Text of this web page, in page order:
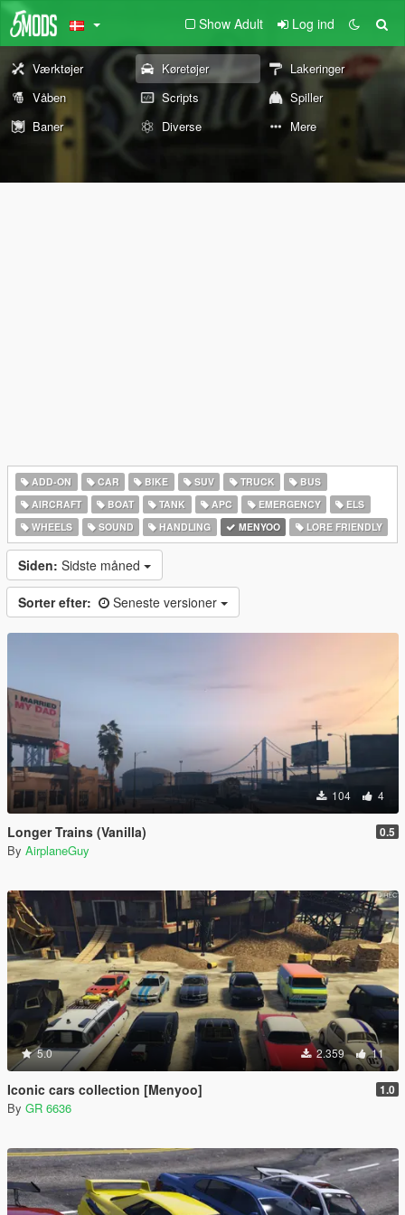
Show Adult Log ind
Værktøjer Køretøjer
Lakeringer
Våben
Scripts
Spiller
Baner
Diverse Mere
ADD-ON CAR BIKE SUV TRUCK
BUS
AIRCRAFT
BOAT TANK APC EMERGENCY
ELS
WHEELS
SOUND HANDLING MENYOO LORE FRIENDLY
Siden: Sidste måned
Sorter efter: Seneste versioner
104 4
Longer Trains (Vanilla) 0.5
By AirplaneGuy
5.0 2.359 11
Iconic cars collection [Menyoo] 1.0
By GR 6636